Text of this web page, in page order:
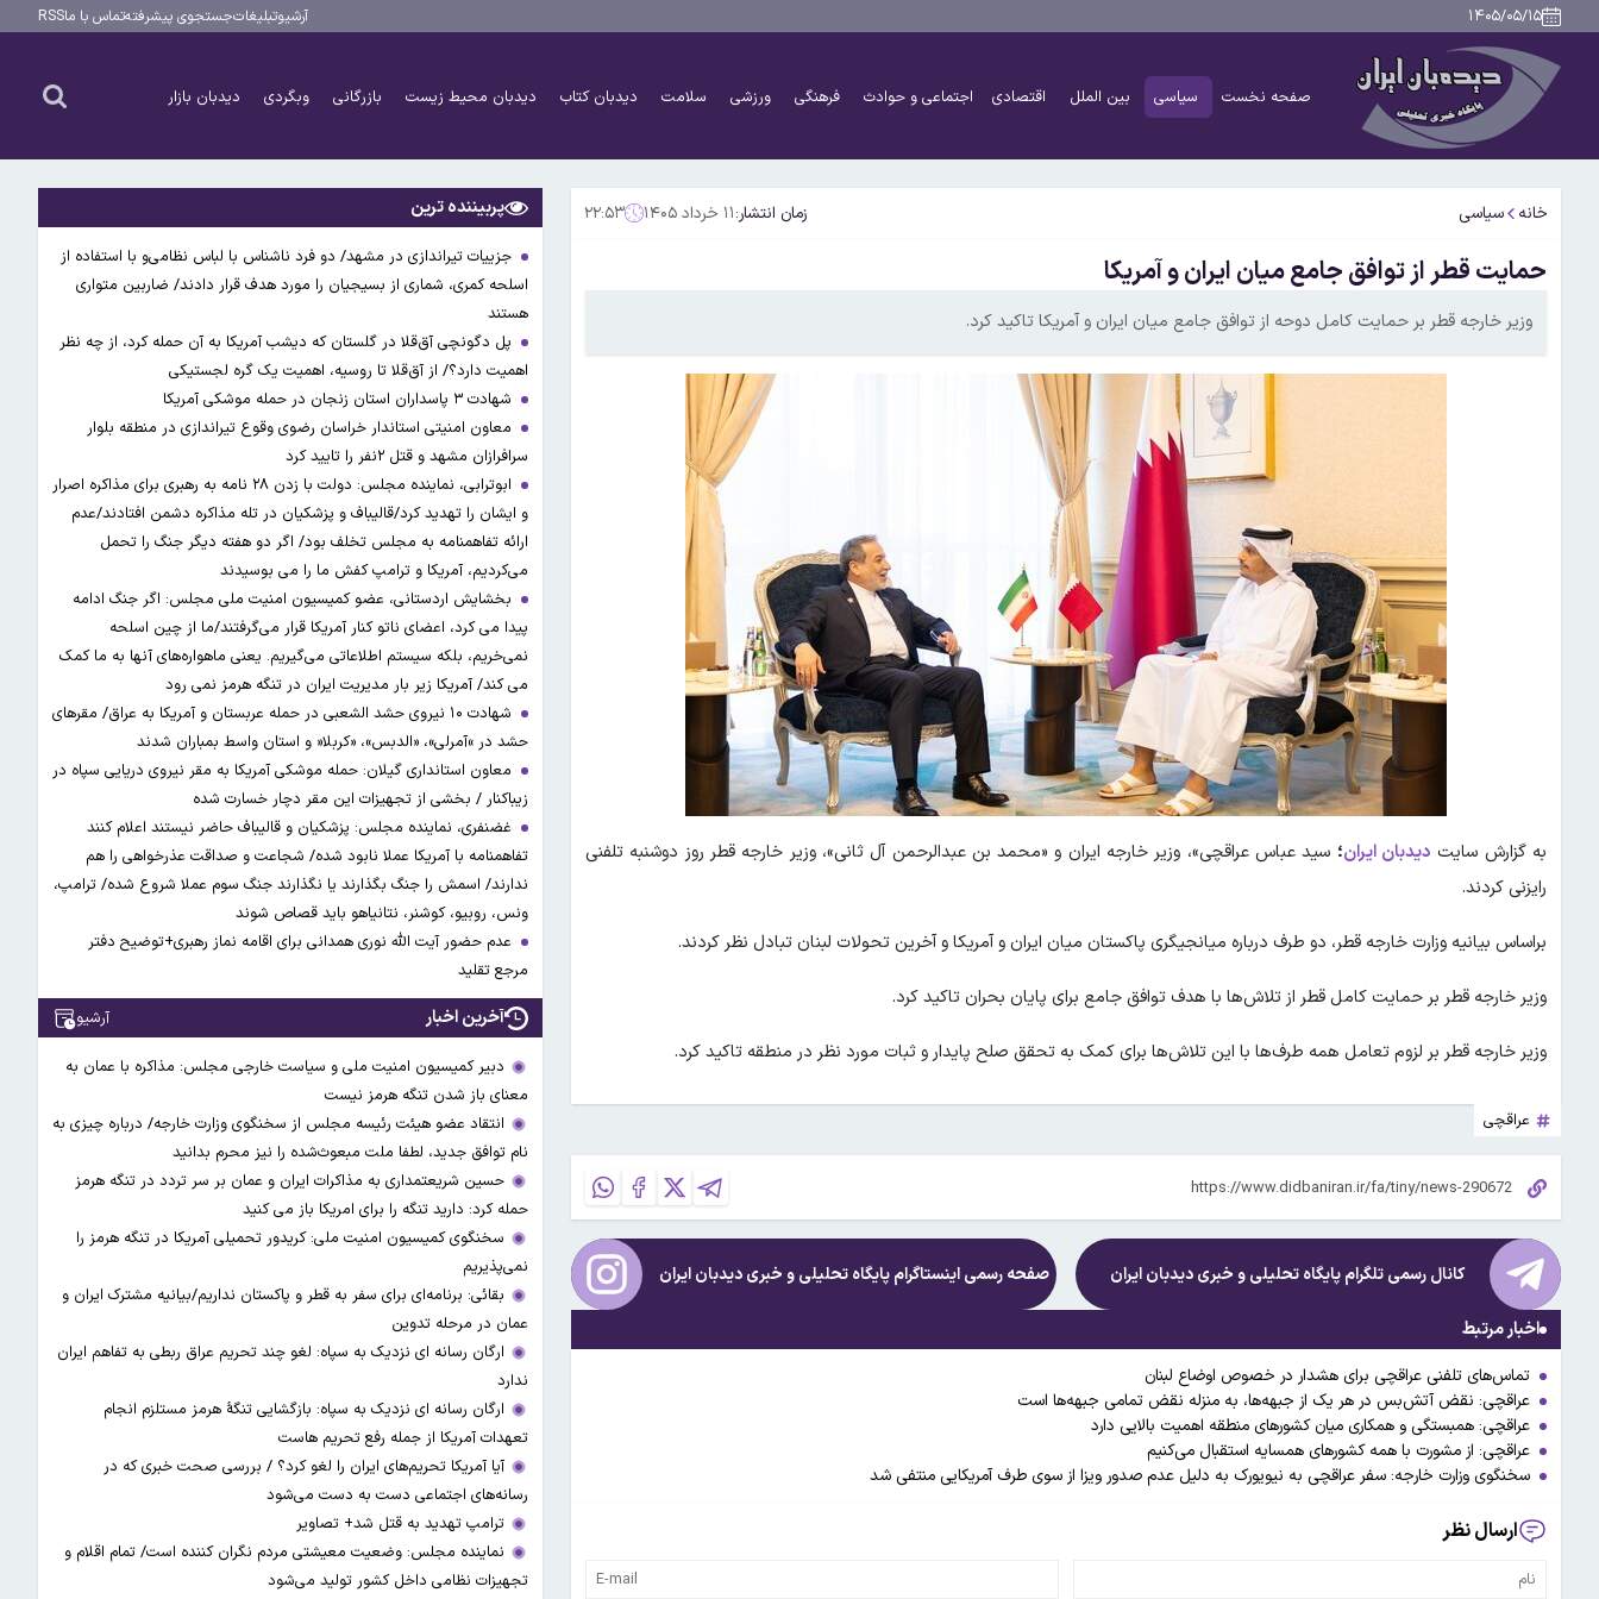
۱۴۰۵/۰۵/۱۵ آرشیوتبلیغاتجستجوی پیشرفتهتماس با ماRSS
صفحه نخست سیاسی بین الملل اقتصادی اجتماعی و حوادث فرهنگی ورزشی سلامت دیدبان کتاب دیدبان محیط زیست بازرگانی وبگردی دیدبان بازار
خانه سیاسی زمان انتشار:۱۱ خرداد ۱۴۰۵ ۲۲:۵۳
حمایت قطر از توافق جامع میان ایران و آمریکا
وزیر خارجه قطر بر حمایت کامل دوحه از توافق جامع میان ایران و آمریکا تاکید کرد.
به گزارش سایت دیدبان ایران؛ سید عباس عراقچی»، وزیر خارجه ایران و «محمد بن عبدالرحمن آل ثانی»، وزیر خارجه قطر روز دوشنبه تلفنی
رایزنی کردند.
براساس بیانیه وزارت خارجه قطر، دو طرف درباره میانجیگری پاکستان میان ایران و آمریکا و آخرین تحولات لبنان تبادل نظر کردند.
وزیر خارجه قطر بر حمایت کامل قطر از تلاش‌ها با هدف توافق جامع برای پایان بحران تاکید کرد.
وزیر خارجه قطر بر لزوم تعامل همه طرف‌ها با این تلاش‌ها برای کمک به تحقق صلح پایدار و ثبات مورد نظر در منطقه تاکید کرد.
عراقچی
کانال رسمی تلگرام پایگاه تحلیلی و خبریدیدبان ایران صفحه رسمی اینستاگرام پایگاه تحلیلی و خبریدیدبان ایران
اخبار مرتبط
تماس‌های تلفنی عراقچی برای هشدار در خصوص اوضاع لبنان
عراقچی: نقض آتش‌بس در هر یک از جبهه‌ها، به منزله نقض تمامی جبهه‌ها است
عراقچی: همبستگی و همکاری میان کشورهای منطقه اهمیت بالایی دارد
عراقچی: از مشورت با همه کشورهای همسایه استقبال می‌کنیم
سخنگوی وزارت خارجه: سفر عراقچی به نیویورک به دلیل عدم صدور ویزا از سوی طرف آمریکایی منتفی شد
ارسال نظر
پربیننده ترین
جزییات تیراندازی در مشهد/ دو فرد ناشناس با لباس نظامی‌و با استفاده از
اسلحه کمری، شماری از بسیجیان را مورد هدف قرار دادند/ ضاربین متواری
هستند
پل دگونچی آق‌قلا در گلستان که دیشب آمریکا به آن حمله کرد، از چه نظر
اهمیت دارد؟/ از آق‌قلا تا روسیه، اهمیت یک گره لجستیکی
شهادت ۳ ‌پاسداران استان زنجان در حمله موشکی آمریکا
معاون امنیتی استاندار خراسان رضوی وقوع تیراندازی در منطقه بلوار
سرافرازان مشهد و قتل ۲نفر را تایید کرد
ابوترابی، نماینده مجلس: دولت با زدن ۲۸ نامه به رهبری برای مذاکره اصرار
و ایشان را تهدید کرد/قالیباف و پزشکیان در تله مذاکره دشمن افتادند/عدم
ارائه تفاهمنامه به مجلس تخلف بود/ اگر دو هفته دیگر جنگ را تحمل
می‌کردیم، آمریکا و ترامپ کفش ما را می بوسیدند
بخشایش اردستانی، عضو کمیسیون امنیت ملی مجلس: اگر جنگ ادامه
پیدا می کرد، اعضای ناتو کنار آمریکا قرار می‌گرفتند/ما از چین اسلحه
نمی‌خریم، بلکه سیستم اطلاعاتی می‌گیریم. یعنی ماهواره‌های آنها به ما کمک
می کند/ آمریکا زیر بار مدیریت ایران در تنگه هرمز نمی رود
شهادت ۱۰ نیروی حشد الشعبی در حمله عربستان و آمریکا به عراق/ مقرهای
حشد در »آمرلی»، «الدبس»، «کربلا« و استان واسط بمباران شدند
معاون استانداری گیلان: حمله موشکی آمریکا به مقر نیروی دریایی سپاه در
زیباکنار / بخشی از تجهیزات این مقر دچار خسارت شده
غضنفری، نماینده مجلس: پزشکیان و قالیباف حاضر نیستند اعلام کنند
تفاهمنامه با آمریکا عملا نابود شده/ شجاعت و صداقت عذرخواهی را هم
ندارند/ اسمش را جنگ بگذارند یا نگذارند جنگ سوم عملا شروع شده/ ترامپ،
ونس، روبیو، کوشنر، نتانیاهو باید قصاص شوند
عدم حضور آیت الله نوری همدانی برای اقامه نماز رهبری+توضیح دفتر
مرجع تقلید
آخرین اخبار آرشیو
دبیر کمیسیون امنیت ملی و سیاست خارجی مجلس: مذاکره با عمان به
معنای باز شدن تنگه هرمز نیست
انتقاد عضو هیئت رئیسه مجلس از سخنگوی وزارت خارجه/ درباره چیزی به
نام توافق جدید، لطفا ملت مبعوث‌شده را نیز محرم بدانید
حسین شریعتمداری به مذاکرات ایران و عمان بر سر تردد در تنگه هرمز
حمله کرد: دارید تنگه را برای امریکا باز می کنید
سخنگوی کمیسیون امنیت ملی: کریدور تحمیلی آمریکا در تنگه هرمز را
نمی‌پذیریم
بقائی: برنامه‌ای برای سفر به قطر و پاکستان نداریم/بیانیه مشترک ایران و
عمان در مرحله تدوین
ارگان رسانه ای نزدیک به سپاه: لغو چند تحریم عراق ربطی به تفاهم ایران
ندارد
ارگان رسانه ای نزدیک به سپاه: بازگشایی تنگۀ هرمز مستلزم انجام
تعهدات آمریکا از جمله رفع تحریم هاست
آیا آمریکا تحریم‌های ایران را لغو کرد؟ / بررسی صحت خبری که در
رسانه‌های اجتماعی دست به دست می‌شود
ترامپ تهدید به قتل شد+ تصاویر
نماینده مجلس: وضعیت معیشتی مردم نگران کننده است/ تمام اقلام و
تجهیزات نظامی داخل کشور تولید می‌شود